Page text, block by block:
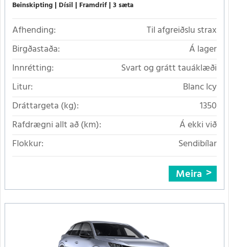
Beinskipting Dísil Framdrif 3 sæta
Afhending:
Til afgreiðslu strax
Birgðastaða:
Á lager
Innrétting:
Svart og grátt tauáklæði
Litur:
Blanc Icy
Dráttargeta (kg):
1350
Rafdrægni allt að (km):
Á ekki við
Flokkur:
Sendibílar
Meira